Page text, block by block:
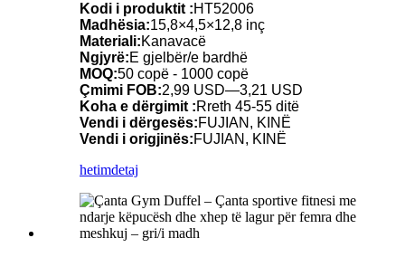
Kodi i produktit :HT52006
Madhësia:15,8×4,5×12,8 inç
Materiali:Kanavacë
Ngjyrë:E gjelbër/e bardhë
MOQ:50 copë - 1000 copë
Çmimi FOB:2,99 USD—3,21 USD
Koha e dërgimit :Rreth 45-55 ditë
Vendi i dërgesës:FUJIAN, KINË
Vendi i origjinës:FUJIAN, KINË
hetimdetaj